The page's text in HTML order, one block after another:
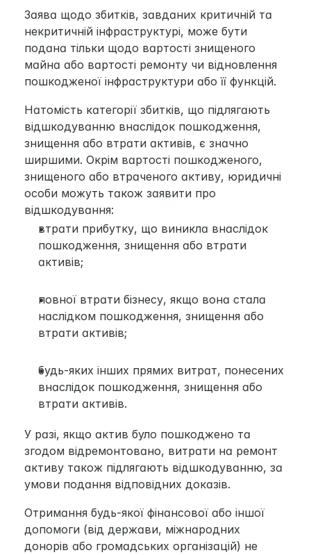
Заява щодо збитків, завданих критичній та
некритичній інфраструктурі, може бути
подана тільки щодо вартості знищеного
майна або вартості ремонту чи відновлення
пошкодженої інфраструктури або її функцій.
Натомість категорії збитків, що підлягають
відшкодуванню внаслідок пошкодження,
знищення або втрати активів, є значно
ширшими. Окрім вартості пошкодженого,
знищеного або втраченого активу, юридичні
особи можуть також заявити про
відшкодування:
втрати прибутку, що виникла внаслідок
пошкодження, знищення або втрати
активів;
повної втрати бізнесу, якщо вона стала
наслідком пошкодження, знищення або
втрати активів;
будь-яких інших прямих витрат, понесених
внаслідок пошкодження, знищення або
втрати активів.
У разі, якщо актив було пошкоджено та
згодом відремонтовано, витрати на ремонт
активу також підлягають відшкодуванню, за
умови подання відповідних доказів.
Отримання будь-якої фінансової або іншої
допомоги (від держави, міжнародних
донорів або громадських організацій) не